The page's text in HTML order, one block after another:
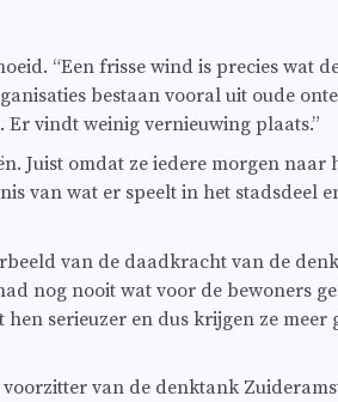
“Een frisse wind is precies wat
bestaan vooral uit oude
vindt weinig vernieuwing plaats.”
Juist omdat ze iedere morgen
van wat er speelt in het stadsdeel
van de daadkracht van de
nog nooit wat voor de bewoners
serieuzer en dus krijgen ze
van de denktank